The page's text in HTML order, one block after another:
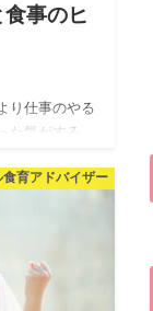
事のヒ
り仕事のやる
た気がする」
、実は「男性
育アドバイザー